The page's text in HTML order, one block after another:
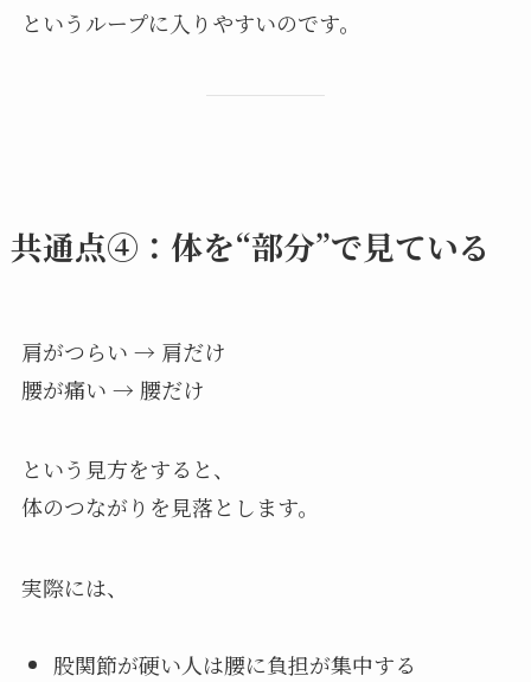
というループに入りやすいのです。
共通点④：体を“部分”で見ている
肩がつらい → 肩だけ
腰が痛い → 腰だけ
という見方をすると、
体のつながりを見落とします。
実際には、
股関節が硬い人は腰に負担が集中する